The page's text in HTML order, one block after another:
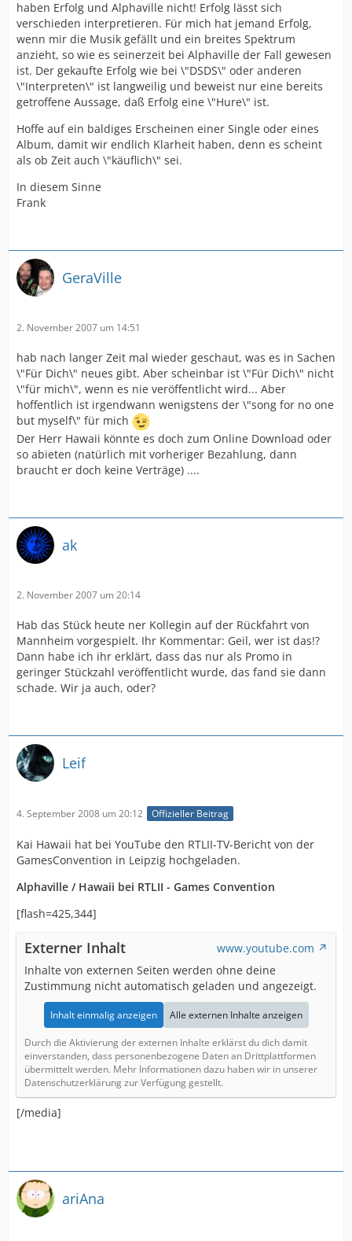
haben Erfolg und Alphaville nicht! Erfolg lässt sich
verschieden interpretieren. Für mich hat jemand Erfolg,
wenn mir die Musik gefällt und ein breites Spektrum
anzieht, so wie es seinerzeit bei Alphaville der Fall gewesen
ist. Der gekaufte Erfolg wie bei \"DSDS\" oder anderen
\"Interpreten\" ist langweilig und beweist nur eine bereits
getroffene Aussage, daß Erfolg eine \"Hure\" ist.
Hoffe auf ein baldiges Erscheinen einer Single oder eines
Album, damit wir endlich Klarheit haben, denn es scheint
als ob Zeit auch \"käuflich\" sei.
In diesem Sinne
Frank
GeraVille
2. November 2007 um 14:51
hab nach langer Zeit mal wieder geschaut, was es in Sachen
\"Für Dich\" neues gibt. Aber scheinbar ist \"Für Dich\" nicht
\"für mich\", wenn es nie veröffentlicht wird... Aber
hoffentlich ist irgendwann wenigstens der \"song for no one
but myself\" für mich
Der Herr Hawaii könnte es doch zum Online Download oder
so abieten (natürlich mit vorheriger Bezahlung, dann
braucht er doch keine Verträge) ....
ak
2. November 2007 um 20:14
Hab das Stück heute ner Kollegin auf der Rückfahrt von
Mannheim vorgespielt. Ihr Kommentar: Geil, wer ist das!?
Dann habe ich ihr erklärt, dass das nur als Promo in
geringer Stückzahl veröffentlicht wurde, das fand sie dann
schade. Wir ja auch, oder?
Leif
4. September 2008 um 20:12 Offizieller Beitrag
Kai Hawaii hat bei YouTube den RTLII-TV-Bericht von der
GamesConvention in Leipzig hochgeladen.
Alphaville / Hawaii bei RTLII - Games Convention
[flash=425,344]
Externer Inhalt
www.youtube.com
Inhalte von externen Seiten werden ohne deine
Zustimmung nicht automatisch geladen und angezeigt.
Inhalt einmalig anzeigen Alle externen Inhalte anzeigen
Durch die Aktivierung der externen Inhalte erklärst du dich damit
einverstanden, dass personenbezogene Daten an Drittplattformen
übermittelt werden. Mehr Informationen dazu haben wir in unserer
Datenschutzerklärung zur Verfügung gestellt.
[/media]
ariAna